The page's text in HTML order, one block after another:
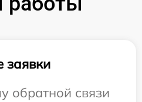
обратной связи